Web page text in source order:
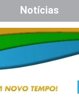
Notícias